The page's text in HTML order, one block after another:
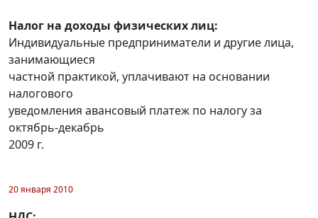
Налог на доходы физических лиц:
Индивидуальные предприниматели и другие лица,
занимающиеся
частной практикой, уплачивают на основании
налогового
уведомления авансовый платеж по налогу за
октябрь-декабрь
2009 г.
20 января 2010